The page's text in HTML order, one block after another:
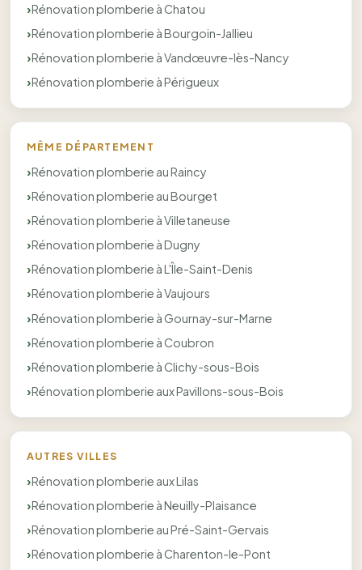
Rénovation plomberie à Chatou
Rénovation plomberie à Bourgoin-Jallieu
Rénovation plomberie à Vandœuvre-lès-Nancy
Rénovation plomberie à Périgueux
MÊME DÉPARTEMENT
Rénovation plomberie au Raincy
Rénovation plomberie au Bourget
Rénovation plomberie à Villetaneuse
Rénovation plomberie à Dugny
Rénovation plomberie à L'Île-Saint-Denis
Rénovation plomberie à Vaujours
Rénovation plomberie à Gournay-sur-Marne
Rénovation plomberie à Coubron
Rénovation plomberie à Clichy-sous-Bois
Rénovation plomberie aux Pavillons-sous-Bois
AUTRES VILLES
Rénovation plomberie aux Lilas
Rénovation plomberie à Neuilly-Plaisance
Rénovation plomberie au Pré-Saint-Gervais
Rénovation plomberie à Charenton-le-Pont